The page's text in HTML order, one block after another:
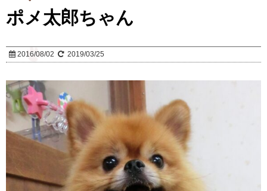
ポメ太郎ちゃん
2016/08/02 2019/03/25